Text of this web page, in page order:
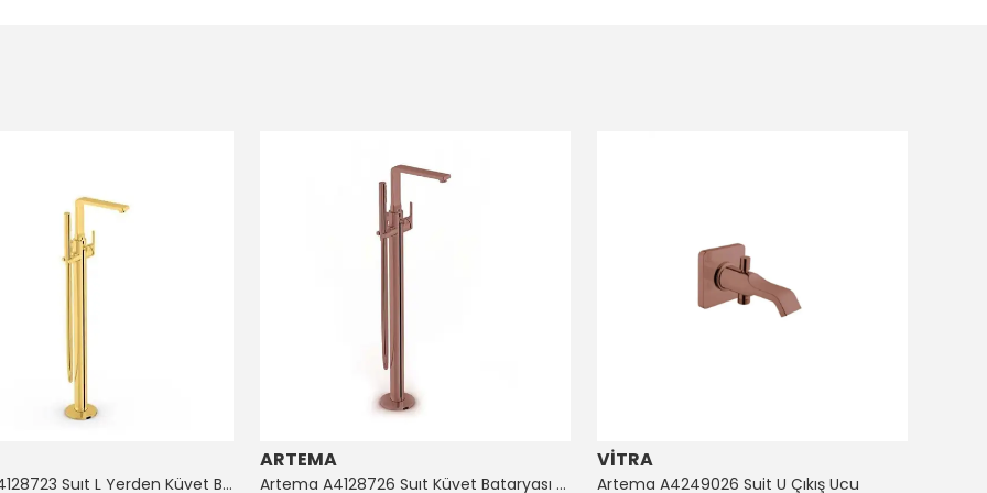
Artema A4128723 Suıt L Yerden Küvet Bataryası Altın
ARTEMA
Artema A4128726 Suıt Küvet Bataryası Bakır
VİTRA
Artema A4249026 Suit U Çıkış Ucu